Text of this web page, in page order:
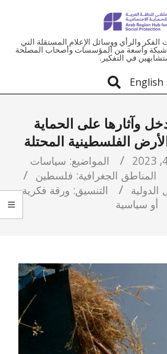
والرأي ووسائل الإعلام المستقلة التي
شبكة واسعة من المؤسسات وأصحاب المصلحة
في التفكير.
English
وآثارها على الحماية
الفلسطينية المحتلة
المواضيع: سياسات
المناطق الجغرافية: فلسطين
التنسيق: ورقة فكرية
أو سياسية